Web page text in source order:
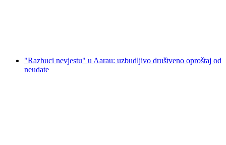
"Razbuci nevjestu" u Aarau: uzbudljivo društveno oproštaj od
neudate